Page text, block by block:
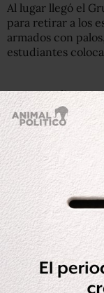
Al lugar llegó el
para retirar a los
armados con
estudiantes
Los normalistas
tomados de las
comercial, que es
cuenta con las
Ayer estudiantes
siete camiones
frente al Palacio
El incidente se
Madero,
donde los
Pepsi, tres de Lala,
transportaba pan